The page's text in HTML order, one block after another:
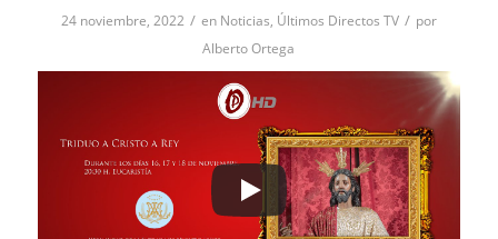
24 noviembre, 2022 / en Noticias, Últimos Directos TV / por
Alberto Ortega